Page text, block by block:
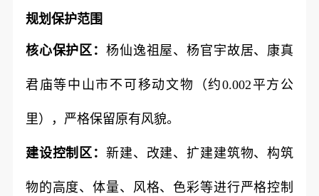
规划保护范围
核心保护区： 杨仙逸祖屋、杨官宇故居、康真
君庙等中山市不可移动文物（约0.002平方公
里），严格保留原有风貌。
建设控制区： 新建、改建、扩建建筑物、构筑
物的高度、体量、风格、色彩等进行严格控制